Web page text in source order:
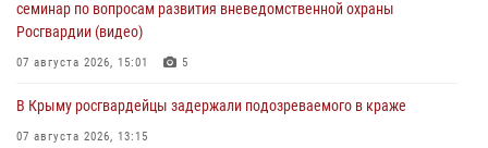
семинар по вопросам развития вневедомственной охраны
Росгвардии (видео)
07 августа 2026, 15:01 5
В Крыму росгвардейцы задержали подозреваемого в краже
07 августа 2026, 13:15